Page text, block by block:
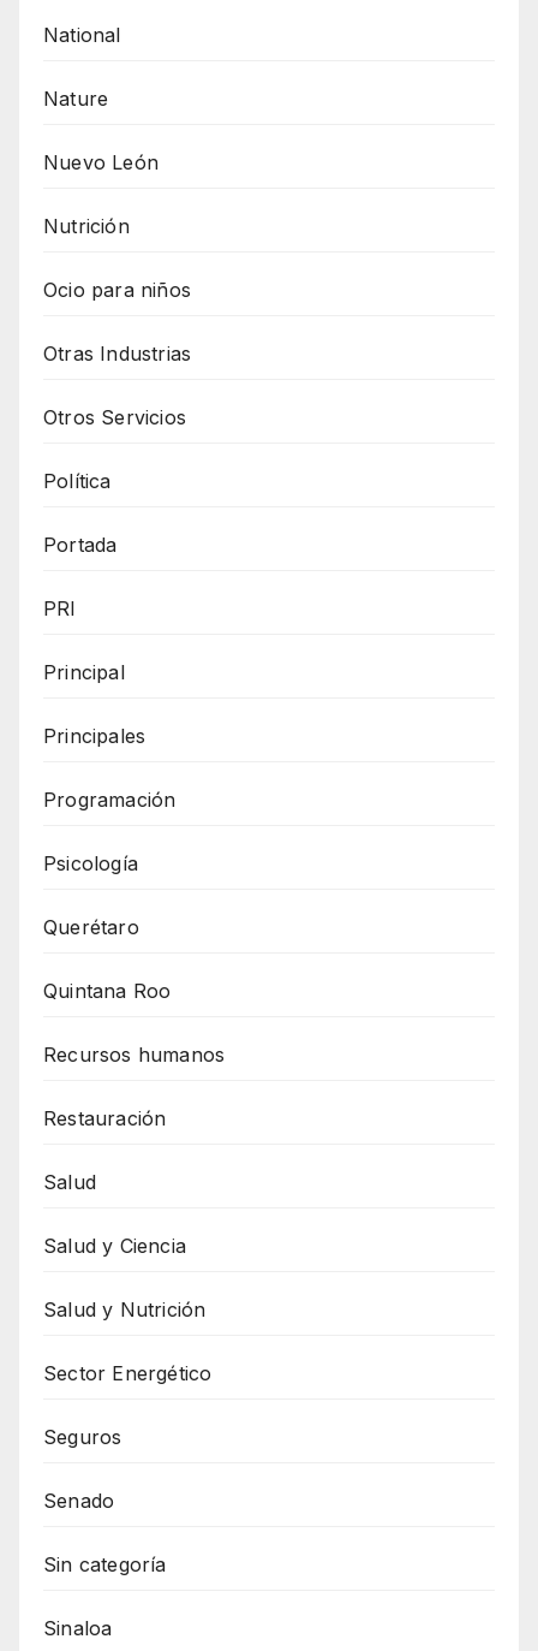
National
Nature
Nuevo León
Nutrición
Ocio para niños
Otras Industrias
Otros Servicios
Política
Portada
PRI
Principal
Principales
Programación
Psicología
Querétaro
Quintana Roo
Recursos humanos
Restauración
Salud
Salud y Ciencia
Salud y Nutrición
Sector Energético
Seguros
Senado
Sin categoría
Sinaloa